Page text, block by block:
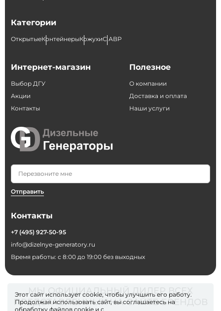
Категории
ОткрытыеКонтейнерыКожухиС АВР
Интернет-магазин
Выбор ДГУ
Акции
Контакты
Отправить
Полезное
О компании
Доставка и оплата
Наши услуги
Контакты
+7 (495) 927-50-95
info@dizelnye-generatory.ru
Время работы: с 8:00 до 19:00 без выходных
МЫ ОФИЦИАЛЬНЫЙ ДИЛЕР ВСЕХ
ПРЕДСТАВЛЕННЫХ НА САЙТЕ БРЕНДОВ
Этот сайт использует cookie, чтобы улучшить его работу.
Продолжая использовать сайт, вы соглашаетесь на
обработку файлов cookie и с